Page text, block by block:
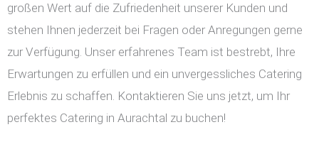
großen Wert auf die Zufriedenheit unserer Kunden und
stehen Ihnen jederzeit bei Fragen oder Anregungen gerne
zur Verfügung. Unser erfahrenes Team ist bestrebt, Ihre
Erwartungen zu erfüllen und ein unvergessliches Catering
Erlebnis zu schaffen. Kontaktieren Sie uns jetzt, um Ihr
perfektes Catering in Aurachtal zu buchen!